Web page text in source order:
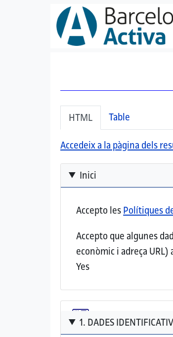
Vés al contingut
Secondary tabs
HTML(pestanya activa)
Table
Accedeix a la pàgina dels
Inici
Accepto lesPolítiques
Accepto que algunes
econòmic i adreça URL)
Yes
1. DADES